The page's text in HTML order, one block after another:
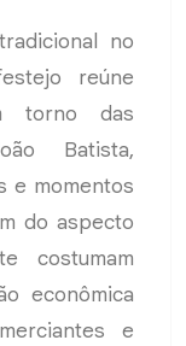
no
reúne
torno das
Batista,
e momentos
do aspecto
costumam
econômica
e